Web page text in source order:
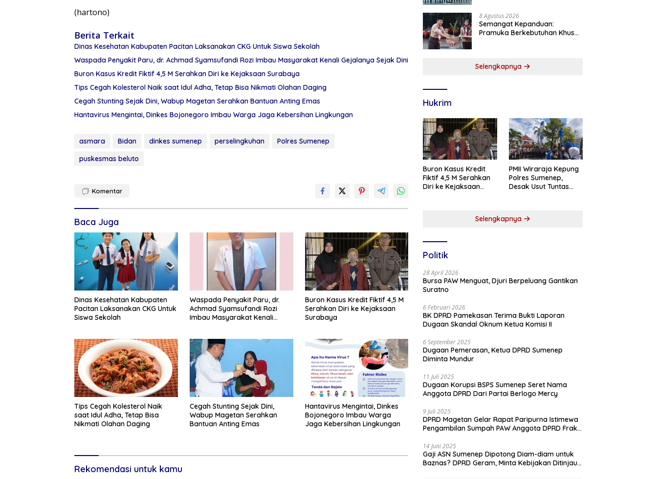
(hartono)
Berita Terkait
Dinas Kesehatan Kabupaten Pacitan Laksanakan CKG Untuk Siswa Sekolah
Waspada Penyakit Paru, dr. Achmad Syamsufandi Rozi Imbau Masyarakat Kenali Gejalanya Sejak Dini
Buron Kasus Kredit Fiktif 4,5 M Serahkan Diri ke Kejaksaan Surabaya
Tips Cegah Kolesterol Naik saat Idul Adha, Tetap Bisa Nikmati Olahan Daging
Cegah Stunting Sejak Dini, Wabup Magetan Serahkan Bantuan Anting Emas
Hantavirus Mengintai, Dinkes Bojonegoro Imbau Warga Jaga Kebersihan Lingkungan
asmara Bidan dinkes sumenep perselingkuhan
Polres Sumenep
puskesmas beluto
Komentar
Baca Juga
Dinas Kesehatan Kabupaten
Pacitan Laksanakan CKG Untuk
Siswa Sekolah
Waspada Penyakit Paru, dr.
Achmad Syamsufandi Rozi
Imbau Masyarakat Kenali
Buron Kasus Kredit Fiktif 4,5 M
Serahkan Diri ke Kejaksaan
Surabaya
Tips Cegah Kolesterol Naik
saat Idul Adha, Tetap Bisa
Nikmati Olahan Daging
Cegah Stunting Sejak Dini,
Wabup Magetan Serahkan
Bantuan Anting Emas
Hantavirus Mengintai, Dinkes
Bojonegoro Imbau Warga
Jaga Kebersihan Lingkungan
Rekomendasi untuk kamu
8 Agustus 2026
Semangat Kepanduan:
Pramuka Berkebutuhan Khusus
Selengkapnya
Hukrim
Buron Kasus Kredit
Fiktif 4,5 M Serahkan
Diri ke Kejaksaan
PMII Wiraraja Kepung
Polres Sumenep,
Desak Usut Tuntas
Selengkapnya
Politik
28 April 2026
Bursa PAW Menguat, Djuri Berpeluang Gantikan
Suratno
6 Februari 2026
BK DPRD Pamekasan Terima Bukti Laporan
Dugaan Skandal Oknum Ketua Komisi II
6 September 2025
Dugaan Pemerasan, Ketua DPRD Sumenep
Diminta Mundur
11 Juli 2025
Dugaan Korupsi BSPS Sumenep Seret Nama
Anggota DPRD Dari Partai Berlogo Mercy
9 Juli 2025
DPRD Magetan Gelar Rapat Paripurna Istimewa
Pengambilan Sumpah PAW Anggota DPRD Fraksi
14 Juni 2025
Gaji ASN Sumenep Dipotong Diam-diam untuk
Baznas? DPRD Geram, Minta Kebijakan Ditinjau